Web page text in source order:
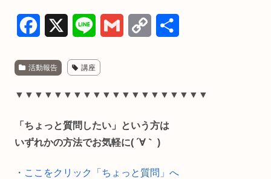
c
e
o
n
e i y
i
活動報告 講座
▼▼▼▼▼▼▼▼▼▼▼▼▼▼▼▼▼▼▼▼
「ちょっと質問したい」という方は
いずれかの方法でお気軽に( ´∀｀ )
・ ここをクリック「ちょっと質問」へ